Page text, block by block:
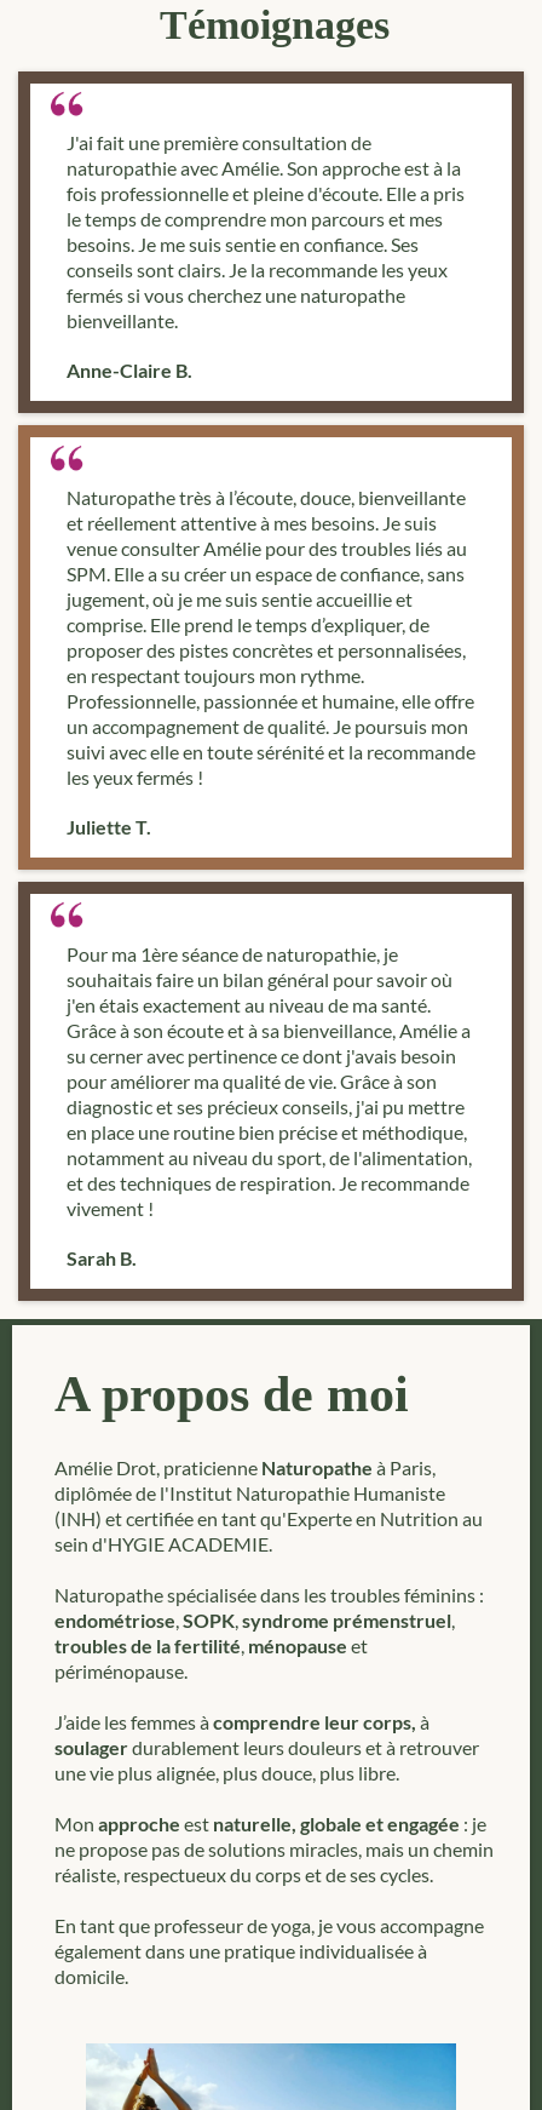
Témoignages
J'ai fait une première consultation de
naturopathie avec Amélie. Son approche est à la
fois professionnelle et pleine d'écoute. Elle a pris
le temps de comprendre mon parcours et mes
besoins. Je me suis sentie en confiance. Ses
conseils sont clairs. Je la recommande les yeux
fermés si vous cherchez une naturopathe
bienveillante.
Anne-Claire B.
Naturopathe très à l’écoute, douce, bienveillante
et réellement attentive à mes besoins. Je suis
venue consulter Amélie pour des troubles liés au
SPM. Elle a su créer un espace de confiance, sans
jugement, où je me suis sentie accueillie et
comprise. Elle prend le temps d’expliquer, de
proposer des pistes concrètes et personnalisées,
en respectant toujours mon rythme.
Professionnelle, passionnée et humaine, elle offre
un accompagnement de qualité. Je poursuis mon
suivi avec elle en toute sérénité et la recommande
les yeux fermés !
Juliette T.
Pour ma 1ère séance de naturopathie, je
souhaitais faire un bilan général pour savoir où
j'en étais exactement au niveau de ma santé.
Grâce à son écoute et à sa bienveillance, Amélie a
su cerner avec pertinence ce dont j'avais besoin
pour améliorer ma qualité de vie. Grâce à son
diagnostic et ses précieux conseils, j'ai pu mettre
en place une routine bien précise et méthodique,
notamment au niveau du sport, de l'alimentation,
et des techniques de respiration. Je recommande
vivement !
Sarah B.
A propos de moi
Amélie Drot, praticienne Naturopathe à Paris,
diplômée de l'Institut Naturopathie Humaniste
(INH) et certifiée en tant qu'Experte en Nutrition au
sein d'HYGIE ACADEMIE.
Naturopathe spécialisée dans les troubles féminins :
endométriose,SOPK,syndrome prémenstruel,
troubles de la fertilité, ménopause et
périménopause.
J’aide les femmes àcomprendre leur corps, à
soulagerdurablement leurs douleurs et à retrouver
une vie plus alignée, plus douce, plus libre.
Mon approche est naturelle, globale et engagée : je
ne propose pas de solutions miracles, mais un chemin
réaliste, respectueux du corps et de ses cycles.
En tant que professeur de yoga, je vous accompagne
également dans une pratique individualisée à
domicile.